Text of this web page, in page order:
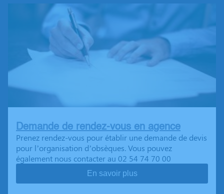
Demande de rendez-vous en agence
Prenez rendez-vous pour établir une demande de devis
pour l’organisation d’obsèques. Vous pouvez
également nous contacter au 02 54 74 70 00
En savoir plus